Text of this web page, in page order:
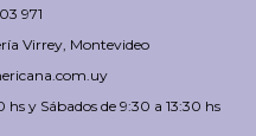
971
Virrey, Montevideo
hs y Sábados de 9:30 a 13:30 hs